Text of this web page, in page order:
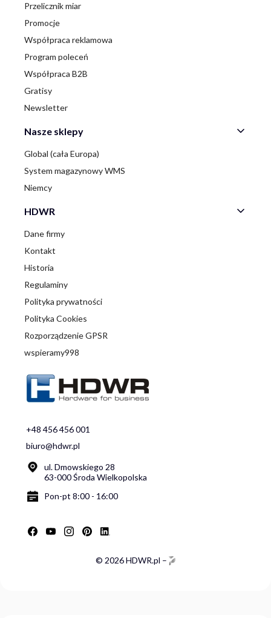
Przelicznik miar
Promocje
Współpraca reklamowa
Program poleceń
Współpraca B2B
Gratisy
Newsletter
Nasze sklepy
Global (cała Europa)
System magazynowy WMS
Niemcy
HDWR
Dane firmy
Kontakt
Historia
Regulaminy
Polityka prywatności
Polityka Cookies
Rozporządzenie GPSR
wspieramy998
+48 456 456 001
biuro@hdwr.pl
ul. Dmowskiego 28
63-000 Środa Wielkopolska
Pon-pt 8:00 - 16:00
© 2026 HDWR.pl –